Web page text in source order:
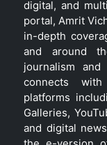
digital, and
portal, Amrit
in-depth
and around
journalism
connects
platforms
Galleries,
and digital